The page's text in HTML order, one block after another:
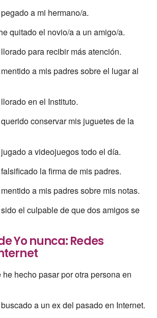
a mi hermano/a.
quitado el novio/a a un amigo/a.
para recibir más atención.
a mis padres sobre el lugar al
en el Instituto.
conservar mis juguetes de la
a videojuegos todo el día.
la firma de mis padres.
a mis padres sobre mis notas.
el culpable de que dos amigos se
Yo nunca: Redes
hecho pasar por otra persona en
a un ex del pasado en Internet.